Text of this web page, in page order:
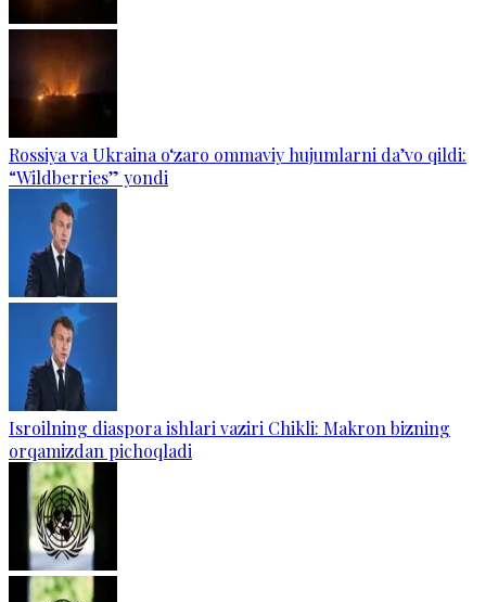
Rossiya va Ukraina o‘zaro ommaviy hujumlarni da’vo qildi:
“Wildberries” yondi
Isroilning diaspora ishlari vaziri Chikli: Makron bizning
orqamizdan pichoqladi